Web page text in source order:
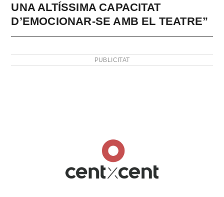
UNA ALTÍSSIMA CAPACITAT
D’EMOCIONAR-SE AMB EL TEATRE”
PUBLICITAT